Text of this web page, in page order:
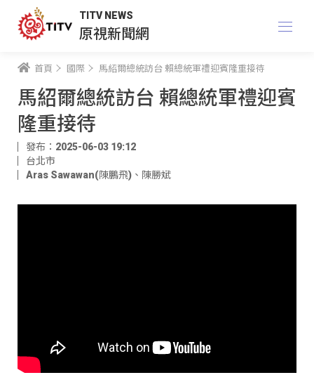
TITV NEWS
原視新聞網
首頁 國際 馬紹爾總統訪台 賴總統軍禮迎賓隆重接待
馬紹爾總統訪台 賴總統軍禮迎賓
隆重接待
發布：2025-06-03 19:12
台北市
Aras Sawawan(陳鵬飛) 、 陳勝斌